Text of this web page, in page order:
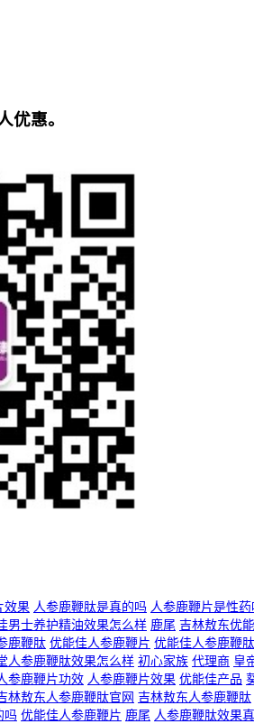
优惠。
效果 人参鹿鞭肽是真的吗 人参鹿鞭片是性药
男士养护精油效果怎么样 鹿尾 吉林敖东优
鹿鞭肽 优能佳人参鹿鞭片 优能佳人参鹿鞭
人参鹿鞭肽效果怎么样 初心家族 代理商 皇
参鹿鞭片功效 人参鹿鞭片效果 优能佳产品
林敖东人参鹿鞭肽官网 吉林敖东人参鹿鞭肽
吗 优能佳人参鹿鞭片 鹿尾 人参鹿鞭肽效果